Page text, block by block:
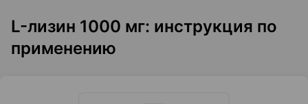
L-лизин 1000 мг: инструкция по
применению